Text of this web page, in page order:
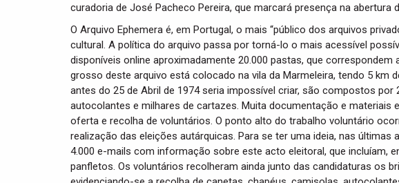
curadoria de José Pacheco Pereira, que marcará presença na abertura
O Arquivo Ephemera é, em Portugal, o mais “público dos arquivos
cultural. A política do arquivo passa por torná-lo o mais acessível
disponíveis online aproximadamente 20.000 pastas, que correspondem
grosso deste arquivo está colocado na vila da Marmeleira, tendo 5 km
antes do 25 de Abril de 1974 seria impossível criar, são compostos por
autocolantes e milhares de cartazes. Muita documentação e materiais
oferta e recolha de voluntários. O ponto alto do trabalho voluntário
realização das eleições autárquicas. Para se ter uma ideia, nas
4.000 e-mails com informação sobre este acto eleitoral, que incluíam,
panfletos. Os voluntários recolheram ainda junto das candidaturas os